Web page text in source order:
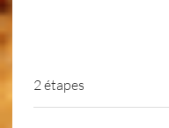
2 étapes